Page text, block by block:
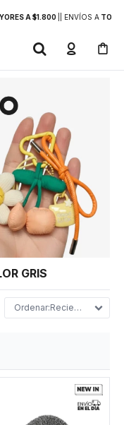
A $1.800 | ENVÍOS ATODO
GRIS
Recientes